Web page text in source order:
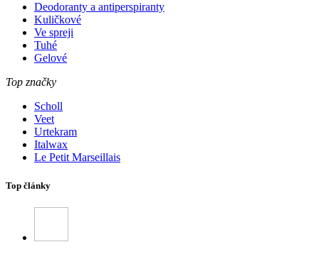
Deodoranty a antiperspiranty
Kuličkové
Ve spreji
Tuhé
Gelové
Top značky
Scholl
Veet
Urtekram
Italwax
Le Petit Marseillais
Top články